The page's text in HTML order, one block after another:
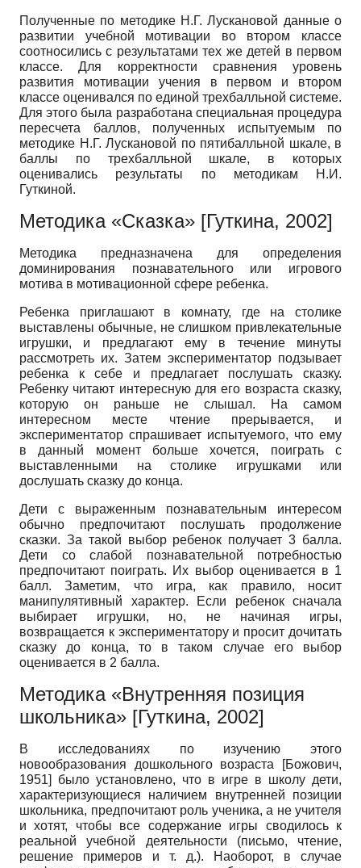
Полученные по методике Н.Г. Лускановой данные о
развитии учебной мотивации во втором классе
соотносились с результатами тех же детей в первом
классе. Для корректности сравнения уровень
развития мотивации учения в первом и втором
классе оценивался по единой трехбалльной системе.
Для этого была разработана специальная процедура
пересчета баллов, полученных испытуемым по
методике Н.Г. Лускановой по пятибалльной шкале, в
баллы по трехбалльной шкале, в которых
оценивались результаты по методикам Н.И.
Гуткиной.
Методика «Сказка» [Гуткина, 2002]
Методика предназначена для определения
доминирования познавательного или игрового
мотива в мотивационной сфере ребенка.
Ребенка приглашают в комнату, где на столике
выставлены обычные, не слишком привлекательные
игрушки, и предлагают ему в течение минуты
рассмотреть их. Затем экспериментатор подзывает
ребенка к себе и предлагает послушать сказку.
Ребенку читают интересную для его возраста сказку,
которую он раньше не слышал. На самом
интересном месте чтение прерывается, и
экспериментатор спрашивает испытуемого, что ему
в данный момент больше хочется, поиграть с
выставленными на столике игрушками или
дослушать сказку до конца.
Дети с выраженным познавательным интересом
обычно предпочитают послушать продолжение
сказки. За такой выбор ребенок получает 3 балла.
Дети со слабой познавательной потребностью
предпочитают поиграть. Их выбор оценивается в 1
балл. Заметим, что игра, как правило, носит
манипулятивный характер. Если ребенок сначала
выбирает игрушки, но, не начиная игры,
возвращается к экспериментатору и просит дочитать
сказку до конца, то в таком случае его выбор
оценивается в 2 балла.
Методика «Внутренняя позиция
школьника» [Гуткина, 2002]
В исследованиях по изучению этого
новообразования дошкольного возраста
[Божович,
1951]
было установлено, что в игре в школу дети,
характеризующиеся наличием внутренней позиции
школьника, предпочитают роль ученика, а не учителя
и хотят, чтобы все содержание игры сводилось к
реальной учебной деятельности (письмо, чтение,
решение примеров и т. д.). Наоборот, в случае